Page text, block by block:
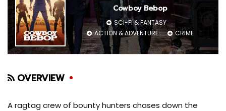
Cowboy Bebop
SCI-FI & FANTASY
ACTION & ADVENTURE
CRIME
OVERVIEW
A ragtag crew of bounty hunters chases down the